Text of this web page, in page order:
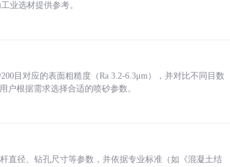
业选材提供参考。
目对应的表面粗糙度（Ra 3.2-6.3μm），并对比不同目数
户根据需求选择合适的喷砂参数。
直径、钻孔尺寸等参数，并依据专业标准（如《混凝土结